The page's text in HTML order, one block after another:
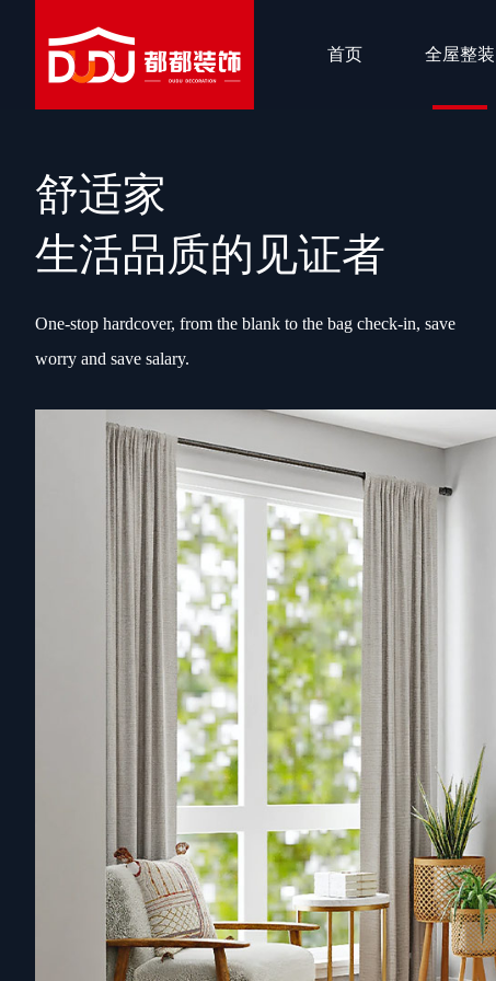
首页 全屋整装
舒适家
生活品质的见证者
One-stop hardcover, from the blank to the bag check-in, save
worry and save salary.